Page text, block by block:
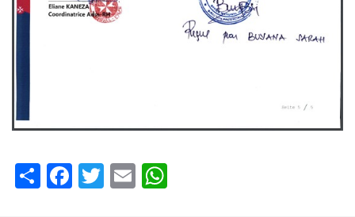
ShareFacebook
Twitter
Email